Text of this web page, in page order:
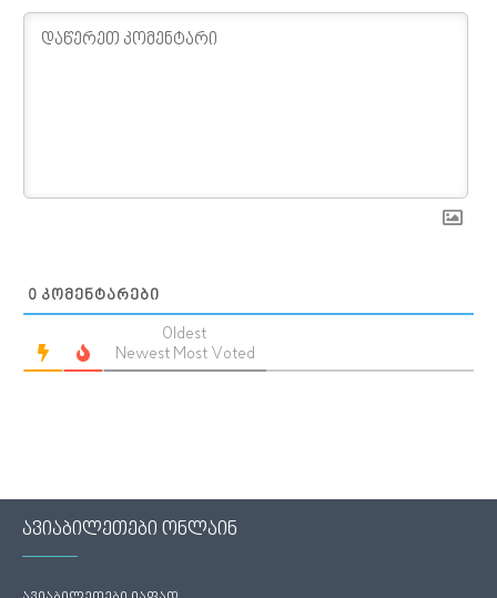
0 ᲙᲝᲛᲔᲜᲢᲐᲠᲔᲑᲘ
Oldest
Newest Most Voted
ავიაბილეთები ონლაინ